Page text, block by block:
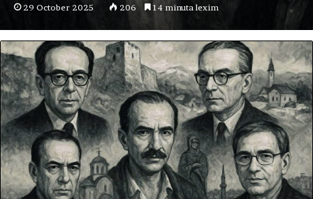
29 October 2025 206 14 minuta lexim